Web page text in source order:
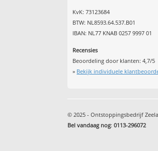
KvK: 73123684
BTW: NL8593.64.537.B01
IBAN: NL77 KNAB 0257 9997 01
Recensies
Beoordeling door klanten:4,7/5
» Bekijk individuele
© 2025 - Ontstoppingsbedrijf
Bel vandaag nog:0113-296072